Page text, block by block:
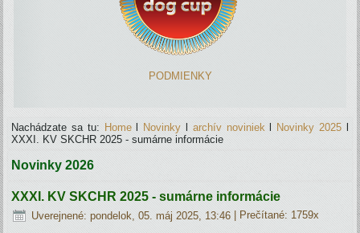
PODMIENKY
Nachádzate sa tu: Homel Novinky archív noviniekl Novinky 2025l
XXXI. KV SKCHR 2025 - sumárne informácie
Novinky 2026
XXXI. KV SKCHR 2025 - sumárne informácie
Uverejnené: pondelok, 05. máj 2025, 13:46 | Prečítané: 1759x